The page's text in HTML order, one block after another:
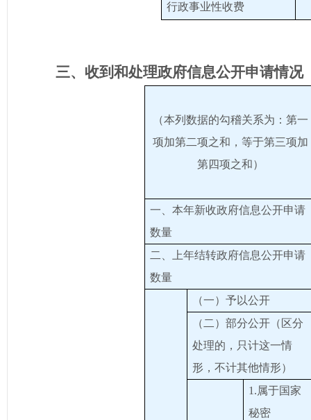
行政事业性收费
三、收到和处理政府信息公开申请情况
（本列数据的勾稽关系为：第一
项加第二项之和，等于第三项加
第四项之和）
一、本年新收政府信息公开申请
数量
二、上年结转政府信息公开申请
数量
（一）予以公开
（二）部分公开（区分
处理的，只计这一情
形，不计其他情形）
1.属于国家
秘密